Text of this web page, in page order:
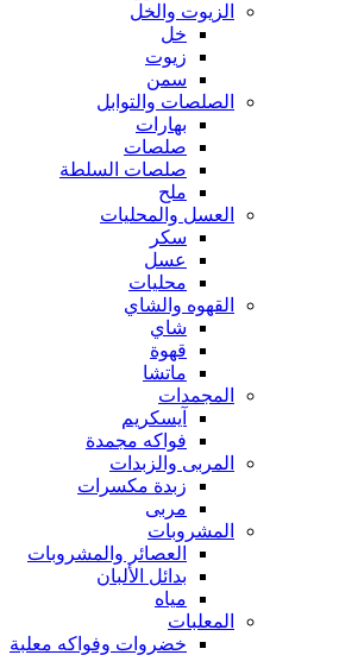
الزيوت والخل
خل
زيوت
سمن
الصلصات والتوابل
بهارات
صلصات
صلصات السلطة
ملح
العسل والمحليات
سكر
عسل
محليات
القهوه والشاي
شاي
قهوة
ماتشا
المجمدات
آيسكريم
فواكه مجمدة
المربى والزبدات
زبدة مكسرات
مربى
المشروبات
العصائر والمشروبات
بدائل الألبان
مياه
المعلبات
خضروات وفواكه معلبة